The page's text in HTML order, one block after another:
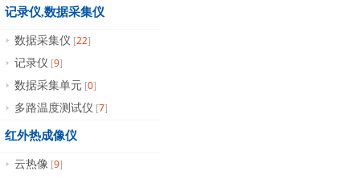
记录仪,数据采集仪
数据采集仪 [22]
记录仪 [9]
数据采集单元 [0]
多路温度测试仪 [7]
红外热成像仪
云热像 [9]